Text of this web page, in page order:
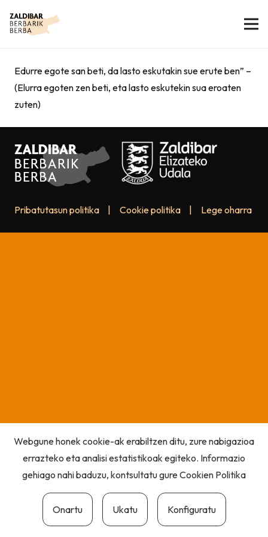
Edurre egote san beti, da lasto eskutakin sue erute ben” –
(Elurra egoten zen beti, eta lasto eskutekin sua eroaten
zuten)
Pribatutasun politika Cookie politika Lege oharra
Webgune honek cookie-ak erabiltzen ditu, zure nabigazioa
errazteko eta analisi estatistikoak egiteko. Informazio
gehiago nahi baduzu, kontsultatu gureCookien Politika
Onartu Ukatu Konfiguratu